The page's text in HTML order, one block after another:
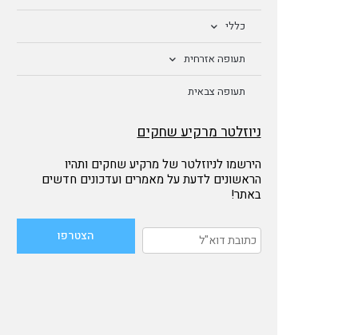
כללי
תעופה אזרחית
תעופה צבאית
ניוזלטר מרקיע שחקים
הירשמו לניוזלטר של מרקיע שחקים ותהיו
הראשונים לדעת על מאמרים ועדכונים חדשים
באתר!